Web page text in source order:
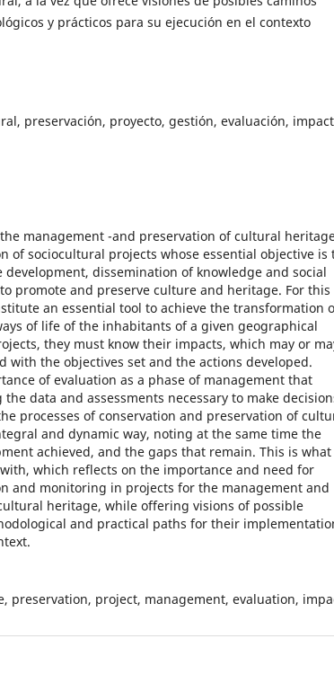
y prácticos para su ejecución en el contexto
preservación, proyecto, gestión, evaluación,
management -and preservation of cultural
of sociocultural projects whose essential objective is
dissemination of knowledge and social
promote and preserve culture and heritage. For this
an essential tool to achieve the transformation
of life of the inhabitants of a given geographical
they must know their impacts, which may or
with the objectives set and the actions developed.
of evaluation as a phase of management that
data and assessments necessary to make
processes of conservation and preservation of
and dynamic way, noting at the same time the
achieved, and the gaps that remain. This is what
which reflects on the importance and need for
and monitoring in projects for the management and
heritage, while offering visions of possible
and practical paths for their
preservation, project, management, evaluation,